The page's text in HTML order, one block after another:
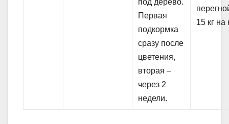
под дерево.
Первая
подкормка
сразу после
цветения,
вторая –
через 2
недели.
15 кг на